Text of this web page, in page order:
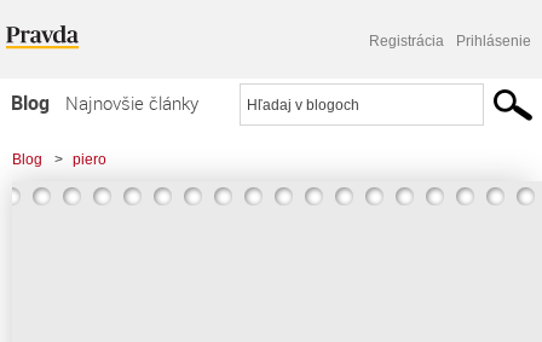
Registrácia Prihlásenie
Blog
Najnovšie články
Najčítanejšie články
Najkomentovanejšie články
Blog > piero